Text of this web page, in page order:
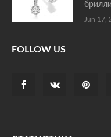
Jun 17,
FOLLOW US